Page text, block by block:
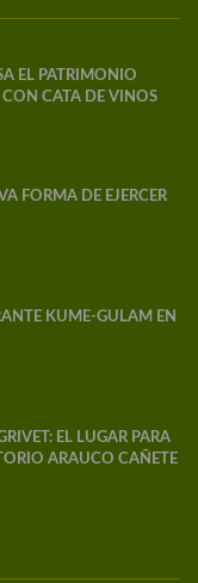
EL PATRIMONIO
CATA DE VINOS
FORMA DE EJERCER
KUME-GULAM EN
EL LUGAR PARA
ARAUCO CAÑETE